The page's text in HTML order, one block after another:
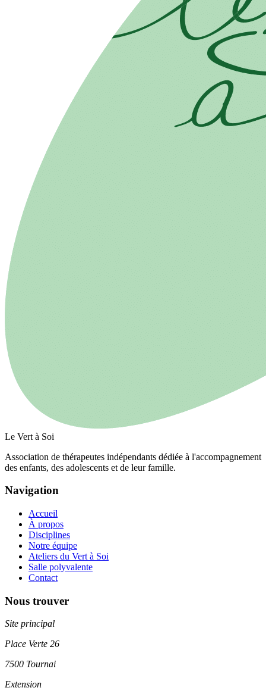
Le Vert à Soi
Association de thérapeutes indépendants dédiée à l'accompagnement
des enfants, des adolescents et de leur famille.
Navigation
Accueil
À propos
Disciplines
Notre équipe
Ateliers du Vert à Soi
Salle polyvalente
Contact
Nous trouver
Site principal
Place Verte 26
7500 Tournai
Extension